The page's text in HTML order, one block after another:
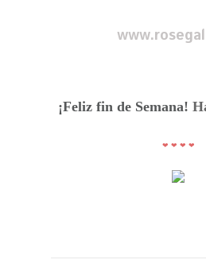
¡Feliz fin de Semana!
❤ ❤ ❤ ❤